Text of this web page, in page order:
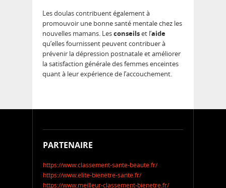
Les doulas contribuent également à
promouvoir une bonne santé mentale chez les
nouvelles mamans. Lesconseilset l’aide
qu’elles fournissent peuvent contribuer à
prévenir la dépression postnatale et améliorer
la satisfaction générale des femmes enceintes
quant à leur expérience de l’accouchement.
PARTENAIRE
https://www.classement-sante-beaute.fr/
https://www.elite-bienetre-sante.fr/
https://www.meilleur-classement-bienetre.fr/